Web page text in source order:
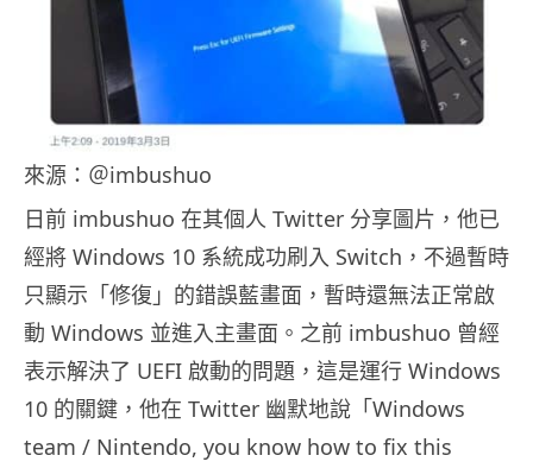
來源：＠imbushuo
日前 imbushuo 在其個人 Twitter 分享圖片，他已
經將 Windows 10 系統成功刷入 Switch，不過暫時
只顯示「修復」的錯誤藍畫面，暫時還無法正常啟
動 Windows 並進入主畫面。之前 imbushuo 曾經
表示解決了 UEFI 啟動的問題，這是運行 Windows
10 的關鍵，他在 Twitter 幽默地說「Windows
team / Nintendo, you know how to fix this